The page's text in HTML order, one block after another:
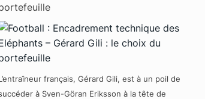
français, Gérard Gili, est à un poil de
à Sven-Göran Eriksson à la tête de